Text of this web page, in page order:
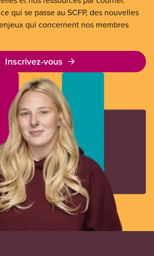
qui se passe au SCFP, des nouvelles
qui concernent nos membres
Inscrivez-vous